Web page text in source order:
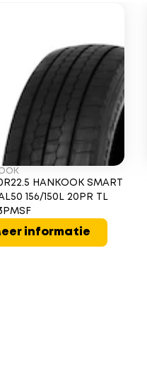
HANKOOK SMART
156/150L 20PR TL
informatie